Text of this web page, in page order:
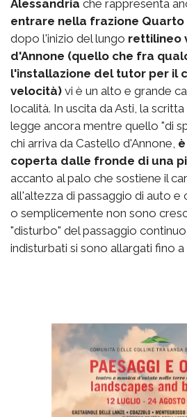
Alessandria che rappresenta
entrare nella frazione
dopo l'inizio del lungo rettilineo
d'Annone (quello che fra
l'installazione del tutor per il
velocità) vi è un alto e grande
località. In uscita da Asti, la
legge ancora mentre quello "di
chi arriva da Castello d'Annone,
coperta dalle fronde di una
accanto al palo che sostiene il
all'altezza di passaggio di auto
o semplicemente non sono
"disturbo" del passaggio
indisturbati si sono allargati fino